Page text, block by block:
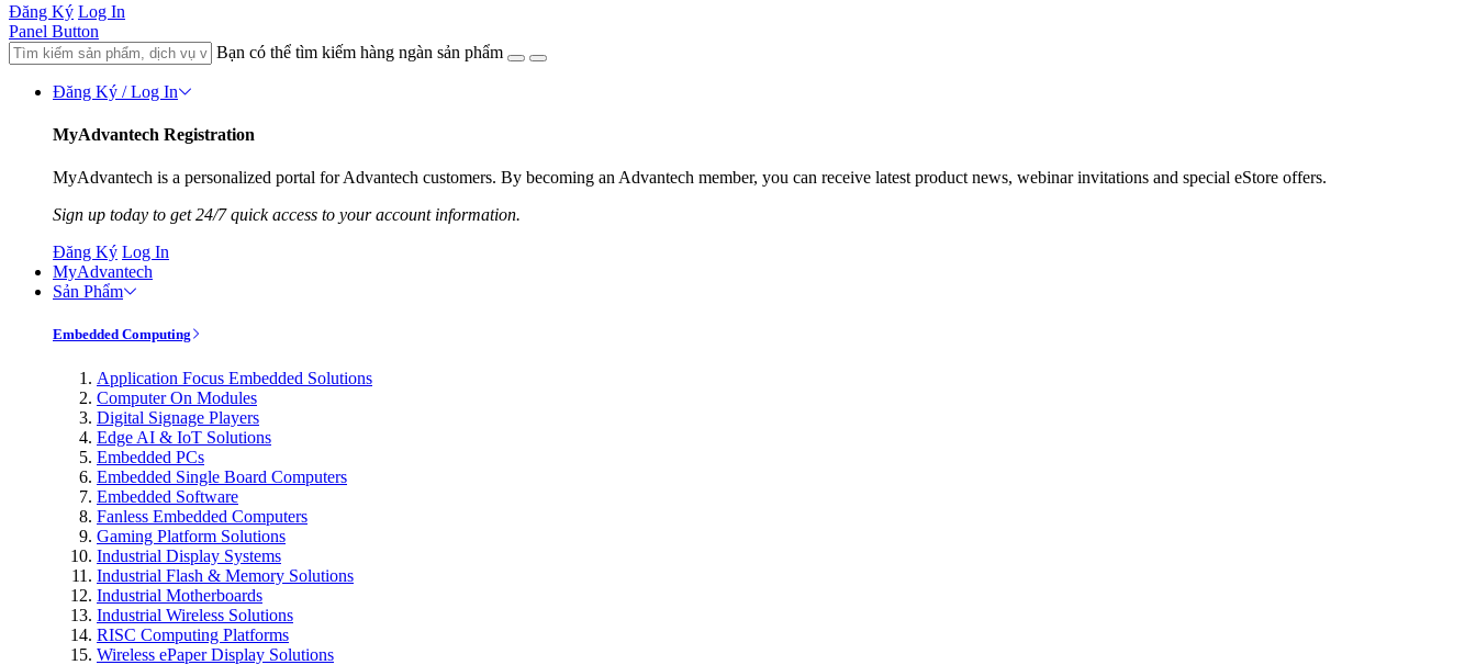
Đăng Ký Log In
Panel Button
Bạn có thể tìm kiếm hàng ngàn sản phẩm
Đăng Ký / Log In
MyAdvantech Registration
MyAdvantech is a personalized portal for Advantech customers. By becoming an Advantech member, you can receive latest product news, webinar invitations and special eStore offers.
Sign up today to get 24/7 quick access to your account information.
Đăng Ký Log In
MyAdvantech
Sản Phẩm
Embedded Computing
Application Focus Embedded Solutions
Computer On Modules
Digital Signage Players
Edge AI & IoT Solutions
Embedded PCs
Embedded Single Board Computers
Embedded Software
Fanless Embedded Computers
Gaming Platform Solutions
Industrial Display Systems
Industrial Flash & Memory Solutions
Industrial Motherboards
Industrial Wireless Solutions
RISC Computing Platforms
Wireless ePaper Display Solutions